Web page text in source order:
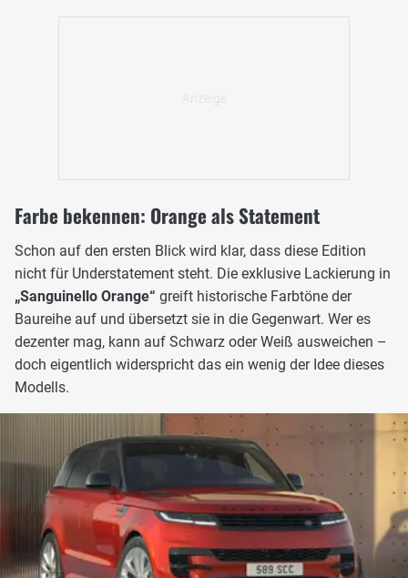
Farbe bekennen: Orange als Statement
Schon auf den ersten Blick wird klar, dass diese Edition
nicht für Understatement steht. Die exklusive Lackierung in
„Sanguinello Orange“ greift historische Farbtöne der
Baureihe auf und übersetzt sie in die Gegenwart. Wer es
dezenter mag, kann auf Schwarz oder Weiß ausweichen –
doch eigentlich widerspricht das ein wenig der Idee dieses
Modells.